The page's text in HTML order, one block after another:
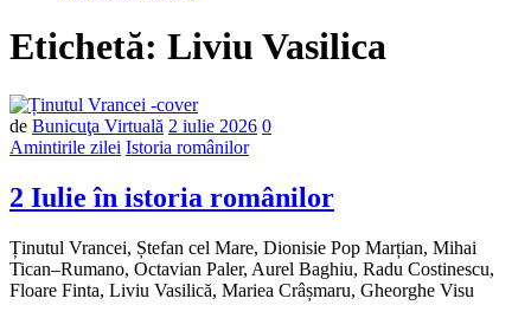
Etichetă: Liviu Vasilica
de Bunicuţa Virtuală 2 iulie 2026 Număr
0
Amintirile zilei Istoria românilor
2 Iulie în istoria românilor
Ținutul Vrancei, Ștefan cel Mare, Dionisie Pop Marțian, Mihai
Tican–Rumano, Octavian Paler, Aurel Baghiu, Radu Costinescu,
Floare Finta, Liviu Vasilică, Mariea Crâșmaru, Gheorghe Visu